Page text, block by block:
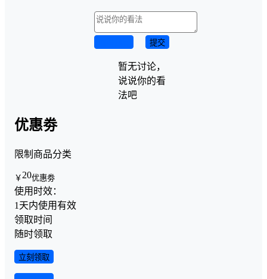
提交
暂无讨论，
说说你的看
法吧
优惠劵
限制商品分类
￥ 20优惠劵
使用时效：
1天内使用有效
领取时间
随时领取
立刻领取